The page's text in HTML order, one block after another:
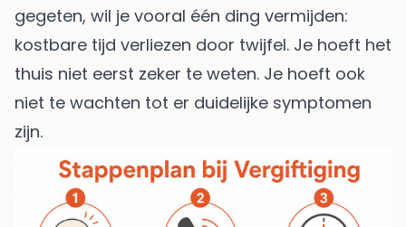
gegeten, wil je vooral één ding vermijden:
kostbare tijd verliezen door twijfel. Je hoeft het
thuis niet eerst zeker te weten. Je hoeft ook
niet te wachten tot er duidelijke symptomen
zijn.